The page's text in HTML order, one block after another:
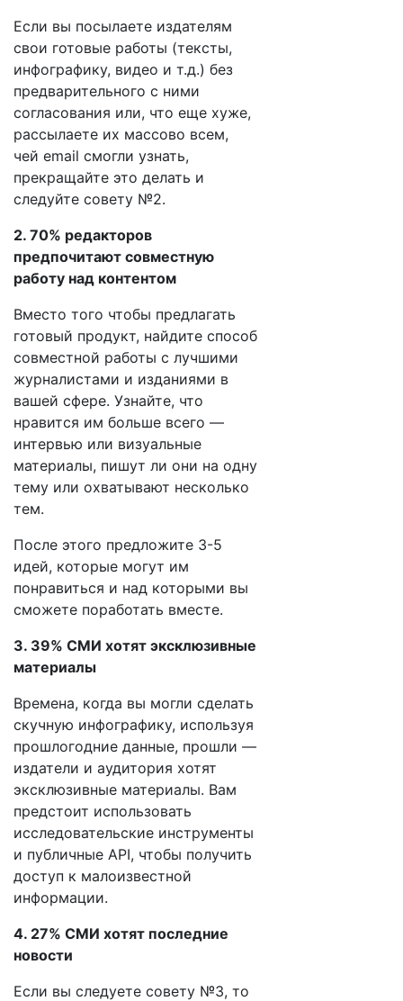
Если вы посылаете издателям
свои готовые работы (тексты,
инфографику, видео и т.д.) без
предварительного с ними
согласования или, что еще хуже,
рассылаете их массово всем,
чей email смогли узнать,
прекращайте это делать и
следуйте совету №2.
2. 70% редакторов
предпочитают совместную
работу над контентом
Вместо того чтобы предлагать
готовый продукт, найдите способ
совместной работы с лучшими
журналистами и изданиями в
вашей сфере. Узнайте, что
нравится им больше всего —
интервью или визуальные
материалы, пишут ли они на одну
тему или охватывают несколько
тем.
После этого предложите 3-5
идей, которые могут им
понравиться и над которыми вы
сможете поработать вместе.
3. 39% СМИ хотят эксклюзивные
материалы
Времена, когда вы могли сделать
скучную инфографику, используя
прошлогодние данные, прошли —
издатели и аудитория хотят
эксклюзивные материалы. Вам
предстоит использовать
исследовательские инструменты
и публичные API, чтобы получить
доступ к малоизвестной
информации.
4. 27% СМИ хотят последние
новости
Если вы следуете совету №3, то